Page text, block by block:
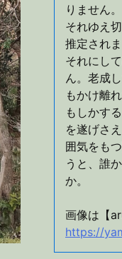
りません。
それゆえ
推定されま
それにし
ん。老成
もかけ離
もしかす
を遂げさ
囲気をも
うと、誰
か。
画像は【
https://